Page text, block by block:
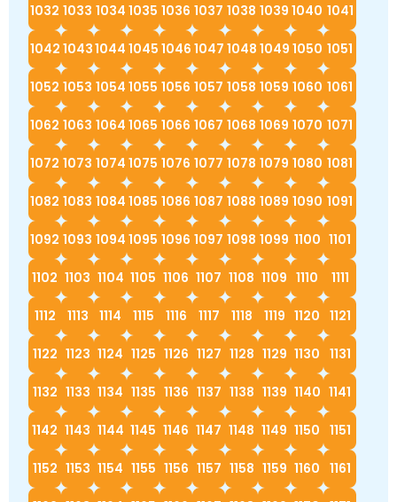
1032 1033 1034 1035 1036 1037 1038 1039 1040 1041
1042 10431044 1045 1046 1047 1048 1049 1050 1051
1052 1053 1054 1055 1056 1057 1058 1059 1060 1061
1062 1063 1064 1065 1066 1067 1068 1069 1070 1071
1072 1073 1074 1075 1076 1077 1078 1079 1080 1081
1082 1083 1084 1085 1086 1087 1088 1089 1090 1091
1092 1093 1094 1095 1096 1097 1098 1099 1100 1101
1102 1103 1104 1105 1106 1107 1108 1109 1110 1111
1112 1113 1114 1115 1116 1117 1118 1119 1120 1121
1122 1123 1124 1125 1126 1127 1128 1129 1130 1131
1132 1133 1134 1135 1136 1137 1138 1139 1140 1141
1142 1143 1144 1145 1146 1147 1148 1149 1150 1151
1152 1153 1154 1155 1156 1157 1158 1159 1160 1161